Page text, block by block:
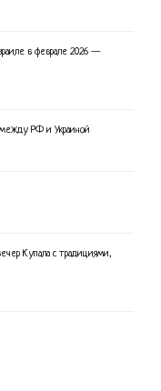
в феврале 2026 —
между РФ и Украиной
Купала с традициями,